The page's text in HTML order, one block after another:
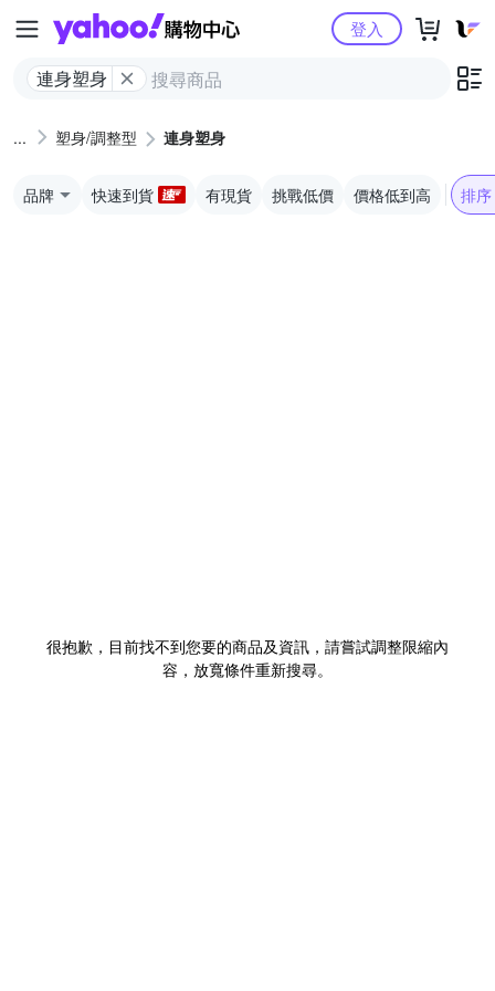
Yahoo購物中心
連身塑身
登入
塑身/調整型 連身塑身
品牌 快速到貨 有現貨 挑戰低價 價格低到高 排序
很抱歉，目前找不到您要的商品及資訊，請嘗試調整限縮內
容，放寬條件重新搜尋。